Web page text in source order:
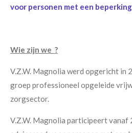
voor personen met een
Wie zijn we ?
V.Z.W. Magnolia werd opgericht in
groep professioneel opgeleide
zorgsector.
V.Z.W. Magnolia participeert vanaf